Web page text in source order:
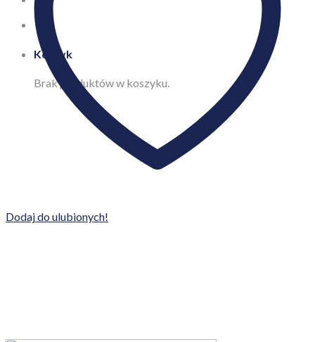
Koszyk
Brak produktów w koszyku.
Dodaj do ulubionych!